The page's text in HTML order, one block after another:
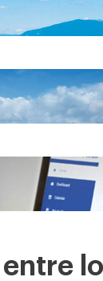
entre